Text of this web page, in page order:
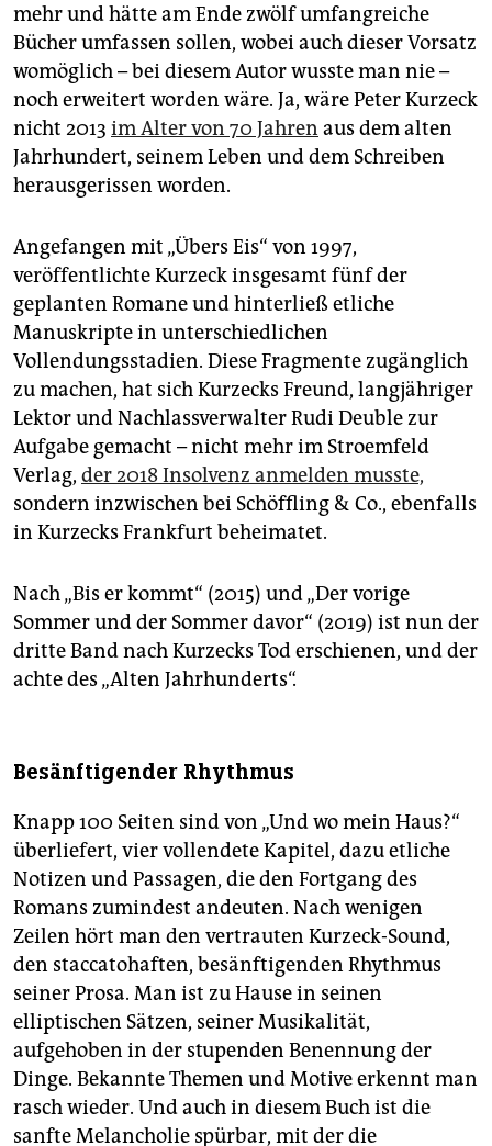
mehr und hätte am Ende zwölf umfangreiche
Bücher umfassen sollen, wobei auch dieser Vorsatz
womöglich – bei diesem Autor wusste man nie –
noch erweitert worden wäre. Ja, wäre Peter Kurzeck
nicht 2013 im Alter von 70 Jahren aus dem alten
Jahrhundert, seinem Leben und dem Schreiben
herausgerissen worden.
Angefangen mit „Übers Eis“ von 1997,
veröffentlichte Kurzeck insgesamt fünf der
geplanten Romane und hinterließ etliche
Manuskripte in unterschiedlichen
Vollendungsstadien. Diese Fragmente zugänglich
zu machen, hat sich Kurzecks Freund, langjähriger
Lektor und Nachlassverwalter Rudi Deuble zur
Aufgabe gemacht – nicht mehr im Stroemfeld
Verlag, der 2018 Insolvenz anmelden musste,
sondern inzwischen bei Schöffling & Co., ebenfalls
in Kurzecks Frankfurt beheimatet.
Nach „Bis er kommt“ (2015) und „Der vorige
Sommer und der Sommer davor“ (2019) ist nun der
dritte Band nach Kurzecks Tod erschienen, und der
achte des „Alten Jahrhunderts“.
Besänftigender Rhythmus
Knapp 100 Seiten sind von „Und wo mein Haus?“
überliefert, vier vollendete Kapitel, dazu etliche
Notizen und Passagen, die den Fortgang des
Romans zumindest andeuten. Nach wenigen
Zeilen hört man den vertrauten Kurzeck-Sound,
den staccatohaften, besänftigenden Rhythmus
seiner Prosa. Man ist zu Hause in seinen
elliptischen Sätzen, seiner Musikalität,
aufgehoben in der stupenden Benennung der
Dinge. Bekannte Themen und Motive erkennt man
rasch wieder. Und auch in diesem Buch ist die
sanfte Melancholie spürbar, mit der die